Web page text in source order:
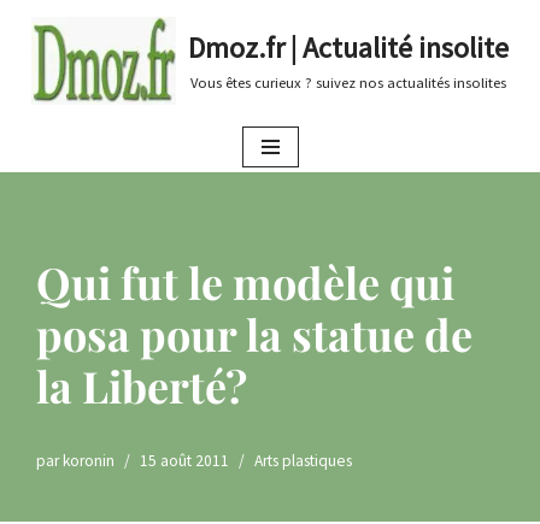
au
Dmoz.fr | Actualité insolite
Vous êtes curieux ? suivez nos actualités insolites
Qui fut le modèle qui
posa pour la statue de
la Liberté?
parkoronin 15 août 2011 Arts plastiques